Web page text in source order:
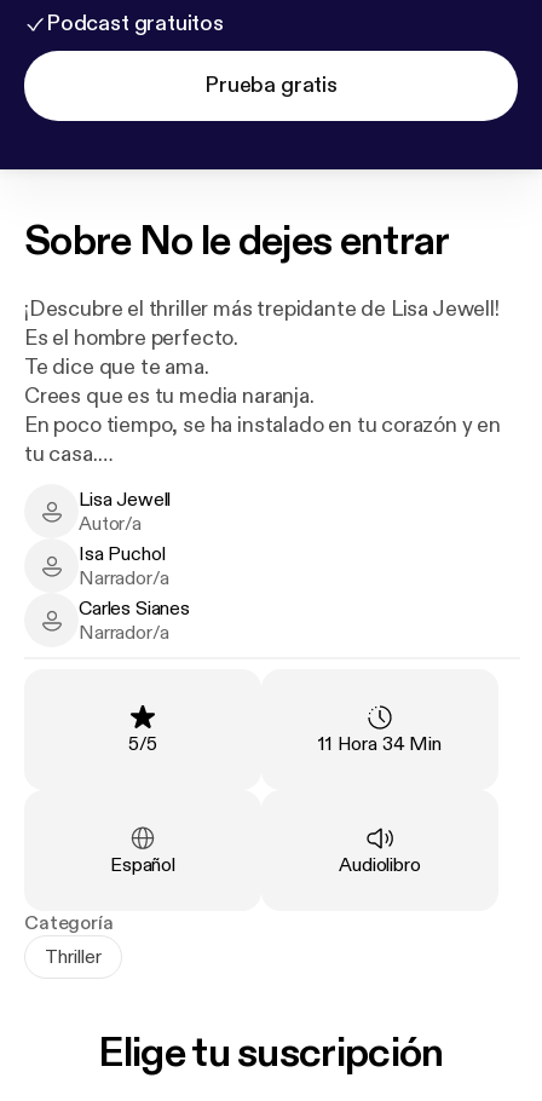
Podcast gratuitos
Prueba gratis
Sobre No le dejes entrar
¡Descubre el thriller más trepidante de Lisa Jewell!
Es el hombre perfecto.
Te dice que te ama.
Crees que es tu media naranja.
En poco tiempo, se ha instalado en tu corazón y en
tu casa.
ni con quién está.
Pronto te das cuenta de que, si pudieras volver el
tiempo atrás, te dirías a ti misma: no le dejes entrar.
«Apasionante. Impactante. Magistral.» FREIDA
Lisa Jewell - Author
Lisa Jewell
Autor/a
Isa Puchol - Narrator
Isa Puchol
Narrador/a
Carles Sianes - Narrator
Carles Sianes
Narrador/a
Clasificación
5/5 Duración:
11 Hora 34 Min
Idioma:
Español Tipo:
Audiolibro
Categoría
Thriller
Elige tu suscripción